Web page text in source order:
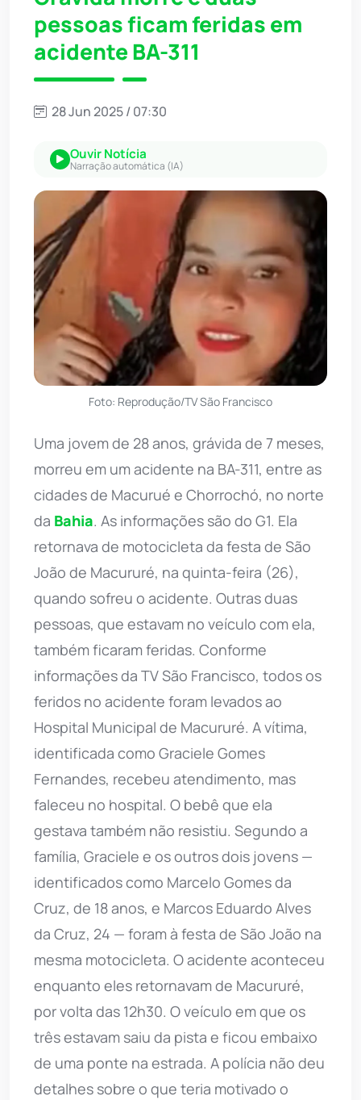
pessoas ficam feridas em
acidente BA-311
28 Jun 2025 / 07:30
Ouvir Notícia
Narração automática (IA)
Foto: Reprodução/TV São Francisco
Uma jovem de 28 anos, grávida de 7 meses,
morreu em um acidente na BA-311, entre as
cidades de Macurué e Chorrochó, no norte
da Bahia. As informações são do G1. Ela
retornava de motocicleta da festa de São
João de Macururé, na quinta-feira (26),
quando sofreu o acidente. Outras duas
pessoas, que estavam no veículo com ela,
também ficaram feridas. Conforme
informações da TV São Francisco, todos os
feridos no acidente foram levados ao
Hospital Municipal de Macururé. A vítima,
identificada como Graciele Gomes
Fernandes, recebeu atendimento, mas
faleceu no hospital. O bebê que ela
gestava também não resistiu. Segundo a
família, Graciele e os outros dois jovens —
identificados como Marcelo Gomes da
Cruz, de 18 anos, e Marcos Eduardo Alves
da Cruz, 24 — foram à festa de São João na
mesma motocicleta. O acidente aconteceu
enquanto eles retornavam de Macururé,
por volta das 12h30. O veículo em que os
três estavam saiu da pista e ficou embaixo
de uma ponte na estrada. A polícia não deu
detalhes sobre o que teria motivado o